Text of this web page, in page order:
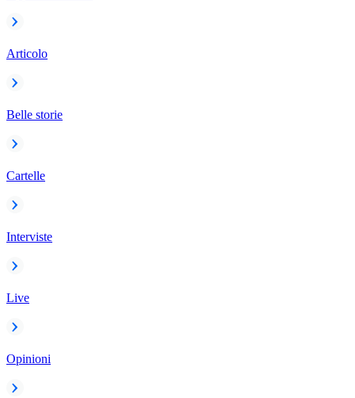
Articolo
Belle storie
Cartelle
Interviste
Live
Opinioni